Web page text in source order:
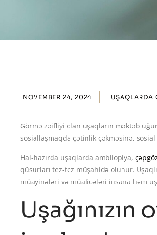
NOVEMBER 24, 2024 UŞAQLARDA
Görmə zəifliyi olan uşaqların məktəb
sosiallaşmaqda çətinlik çəkməsinə,
Hal-hazırda uşaqlarda ambliopiya,
qüsurları tez-tez müşahidə olunur.
müayinələri və müalicələri insana həm
Uşağınızın